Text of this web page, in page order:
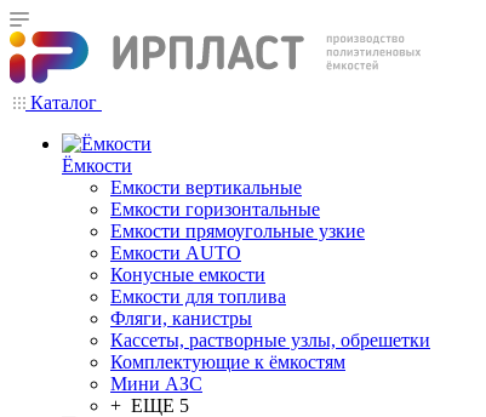
Каталог
Ёмкости
Емкости вертикальные
Емкости горизонтальные
Емкости прямоугольные узкие
Емкости АUТО
Конусные емкости
Емкости для топлива
Фляги, канистры
Кассеты, растворные узлы, обрешетки
Комплектующие к ёмкостям
Мини АЗС
+ ЕЩЕ 5